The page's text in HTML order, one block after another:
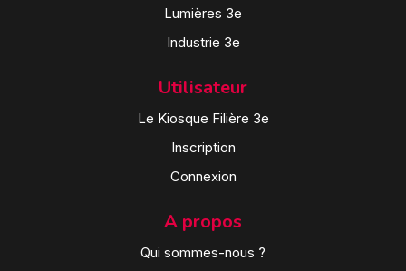
Lumières 3e
Industrie 3e
Utilisateur
Le Kiosque Filière 3e
Inscription
Connexion
A propos
Qui sommes-nous ?